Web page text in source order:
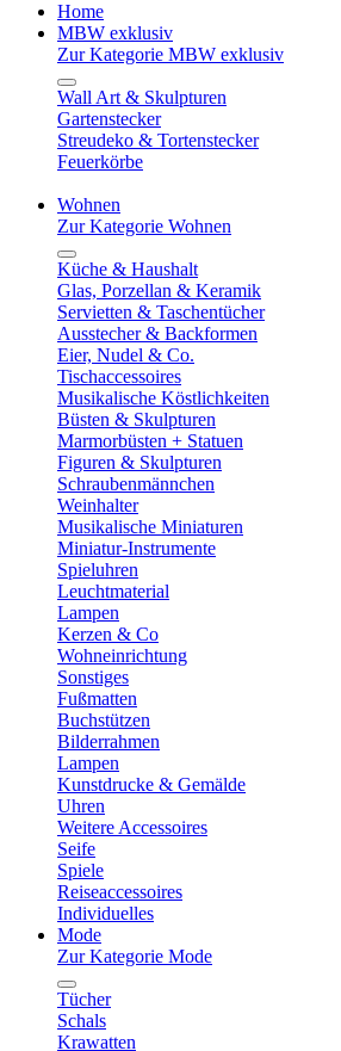
Home
MBW exklusiv
Zur Kategorie MBW exklusiv
Wall Art & Skulpturen
Gartenstecker
Streudeko & Tortenstecker
Feuerkörbe
Wohnen
Zur Kategorie Wohnen
Küche & Haushalt
Glas, Porzellan & Keramik
Servietten & Taschentücher
Ausstecher & Backformen
Eier, Nudel & Co.
Tischaccessoires
Musikalische Köstlichkeiten
Büsten & Skulpturen
Marmorbüsten + Statuen
Figuren & Skulpturen
Schraubenmännchen
Weinhalter
Musikalische Miniaturen
Miniatur-Instrumente
Spieluhren
Leuchtmaterial
Lampen
Kerzen & Co
Wohneinrichtung
Sonstiges
Fußmatten
Buchstützen
Bilderrahmen
Lampen
Kunstdrucke & Gemälde
Uhren
Weitere Accessoires
Seife
Spiele
Reiseaccessoires
Individuelles
Mode
Zur Kategorie Mode
Tücher
Schals
Krawatten